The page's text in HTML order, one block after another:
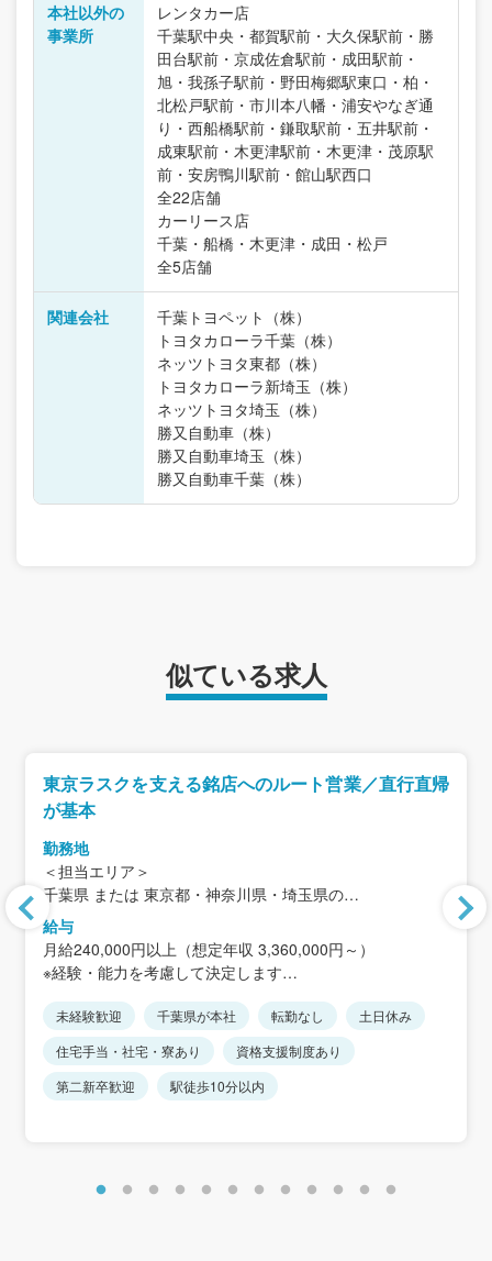
本社以外の
事業所
レンタカー店
千葉駅中央・都賀駅前・大久保駅前・勝
田台駅前・京成佐倉駅前・成田駅前・
旭・我孫子駅前・野田梅郷駅東口・柏・
北松戸駅前・市川本八幡・浦安やなぎ通
り・西船橋駅前・鎌取駅前・五井駅前・
成東駅前・木更津駅前・木更津・茂原駅
前・安房鴨川駅前・館山駅西口
全22店舗
カーリース店
千葉・船橋・木更津・成田・松戸
全5店舗
関連会社
千葉トヨペット（株）
トヨタカローラ千葉（株）
ネッツトヨタ東都（株）
トヨタカローラ新埼玉（株）
ネッツトヨタ埼玉（株）
勝又自動車（株）
勝又自動車埼玉（株）
勝又自動車千葉（株）
似ている求人
東京ラスクを支える銘店へのルート営業／直行直帰
が基本
勤務地
＜担当エリア＞
千葉県 または 東京都・神奈川県・埼玉県の
イオン・イトーヨーカドー・百貨店など
本社：千葉県松戸市下矢切141-1（矢切駅 徒歩1分）
※直行直帰が基本
※本社出勤は週1〜2日程度
給与
月給240,000円以上（想定年収 3,360,000円～）
※経験・能力を考慮して決定します
※短時間正社員からエリア限定総合職や総合職への転換も
可能です。
未経験歓迎 千葉県が本社 転勤なし
土日休み
住宅手当・社宅・寮あり
資格支援制度あり
第二新卒歓迎
駅徒歩10分以内